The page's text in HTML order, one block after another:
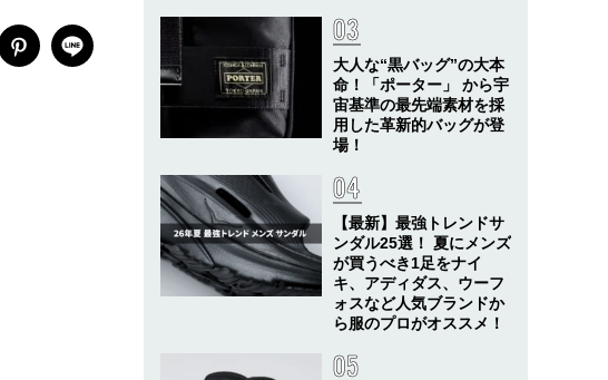
大人な“黒バッグ”の大本
命！「ポーター」 から宇
宙基準の最先端素材を採
用した革新的バッグが登
場！
【最新】最強トレンドサ
ンダル25選！ 夏にメンズ
が買うべき1足をナイ
キ、アディダス、ウーフ
ォスなど人気ブランドか
ら服のプロがオススメ！